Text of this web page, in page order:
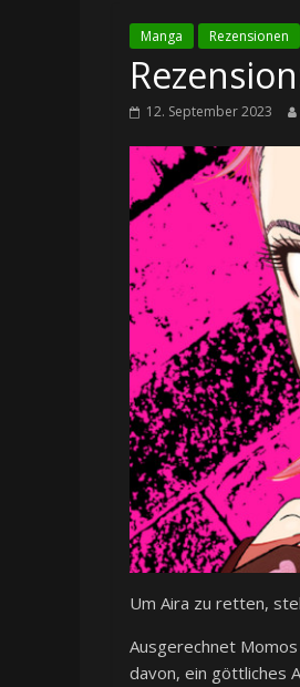
Manga Rezensionen
12. September 2023
Um Aira zu retten,
Ausgerechnet
davon, ein göttliches